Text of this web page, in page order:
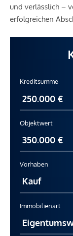
und verlässlich –
erfolgreichen
Kreditsumme
Objektwert
Vorhaben
Immobilienart